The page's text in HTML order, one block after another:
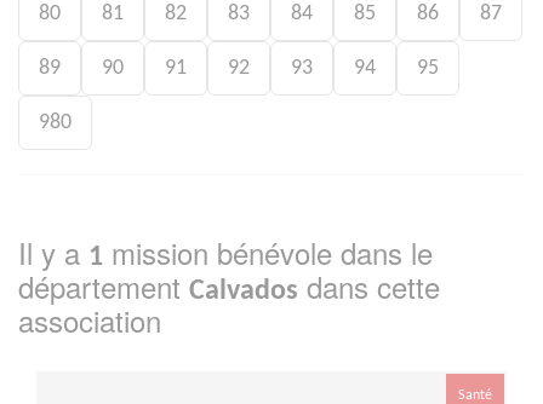
80 81 82 83 84 85 86 87
89 90 91 92 93 94 95
980
Il y a 1 mission bénévole dans le
département Calvados dans cette
association
Santé